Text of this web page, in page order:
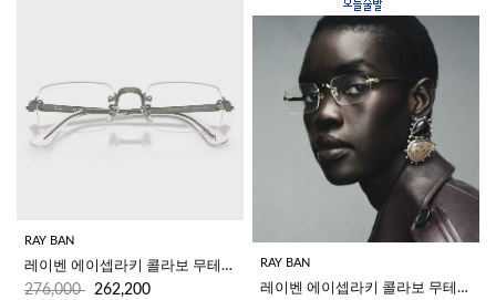
RAY BAN
레이벤 에이셉라키 콜라보 무테안경 RB3928V 3201 (54)
276,000 262,200
RAY BAN
레이벤 에이셉라키 콜라보 무테안경 RB3928V 2500 (54)